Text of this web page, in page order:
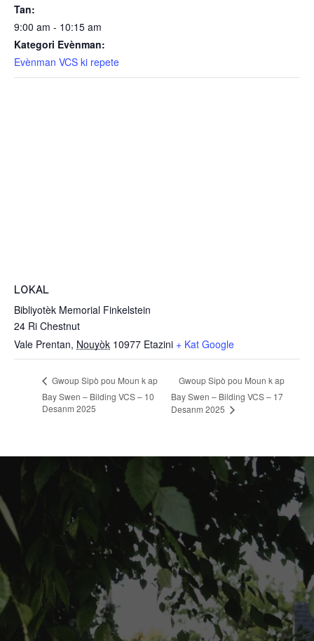
Tan:
9:00 am - 10:15 am
Kategori Evènman:
Evènman VCS ki repete
LOKAL
Bibliyotèk Memorial Finkelstein
24 Ri Chestnut
Vale Prentan, Nouyòk 10977 Etazini + Kat Google
Gwoup Sipò pou Moun k ap
Bay Swen – Bilding VCS – 10
Desanm 2025
Gwoup Sipò pou Moun k ap
Bay Swen – Bilding VCS – 17
Desanm 2025